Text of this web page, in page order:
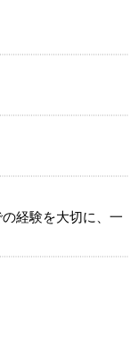
経験を大切に、一